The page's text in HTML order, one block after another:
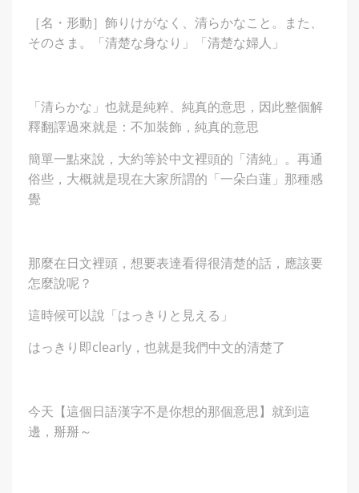
［名・形動］飾りけがなく、清らかなこと。また、
そのさま。「清楚な身なり」「清楚な婦人」
「清らかな」也就是純粹、純真的意思，因此整個解
釋翻譯過來就是：不加裝飾，純真的意思
簡單一點來說，大約等於中文裡頭的「清純」。再通
俗些，大概就是現在大家所謂的「一朵白蓮」那種感
覺
那麼在日文裡頭，想要表達看得很清楚的話，應該要
怎麼說呢？
這時候可以說「はっきりと見える」
はっきり即clearly，也就是我們中文的清楚了
今天【這個日語漢字不是你想的那個意思】就到這
邊，掰掰～